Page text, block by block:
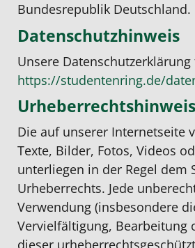
Bundesrepublik Deutschland.
Datenschutzhinweis
Unsere
https://studentenring.de/
Urheberrechtshinweis
Die auf unserer Internetseite
Texte, Bilder, Fotos, Videos
unterliegen in der Regel dem
Urheberrechts. Jede
Verwendung (insbesondere
Vervielfältigung, Bearbeitung